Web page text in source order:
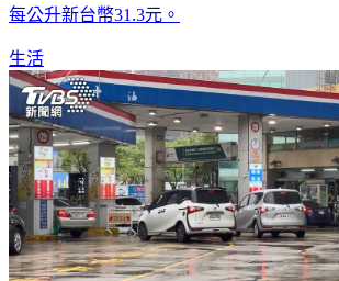
每公升新台幣31.3元。
生活